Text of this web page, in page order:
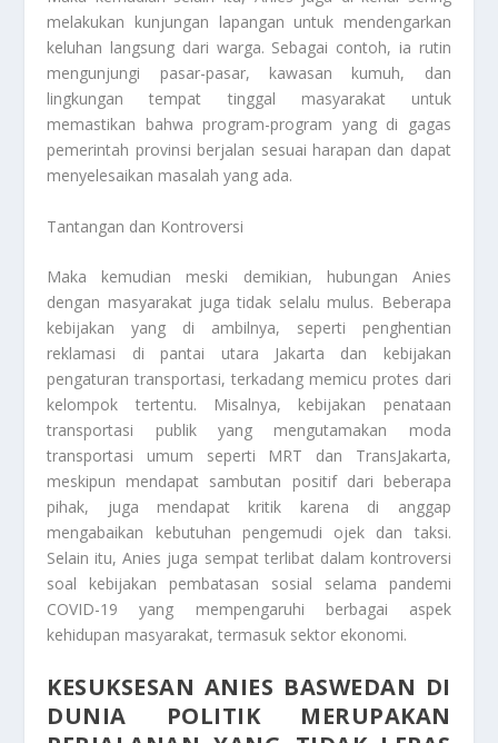
melakukan kunjungan lapangan untuk mendengarkan
keluhan langsung dari warga. Sebagai contoh, ia rutin
mengunjungi pasar-pasar, kawasan kumuh, dan
lingkungan tempat tinggal masyarakat untuk
memastikan bahwa program-program yang di gagas
pemerintah provinsi berjalan sesuai harapan dan dapat
menyelesaikan masalah yang ada.
Tantangan dan Kontroversi
Maka kemudian meski demikian, hubungan Anies
dengan masyarakat juga tidak selalu mulus. Beberapa
kebijakan yang di ambilnya, seperti penghentian
reklamasi di pantai utara Jakarta dan kebijakan
pengaturan transportasi, terkadang memicu protes dari
kelompok tertentu. Misalnya, kebijakan penataan
transportasi publik yang mengutamakan moda
transportasi umum seperti MRT dan TransJakarta,
meskipun mendapat sambutan positif dari beberapa
pihak, juga mendapat kritik karena di anggap
mengabaikan kebutuhan pengemudi ojek dan taksi.
Selain itu, Anies juga sempat terlibat dalam kontroversi
soal kebijakan pembatasan sosial selama pandemi
COVID-19 yang mempengaruhi berbagai aspek
kehidupan masyarakat, termasuk sektor ekonomi.
KESUKSESAN ANIES BASWEDAN DI
DUNIA POLITIK MERUPAKAN